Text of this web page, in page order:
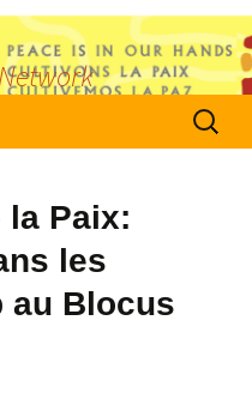
Search
for:
la Paix:
les
au Blocus